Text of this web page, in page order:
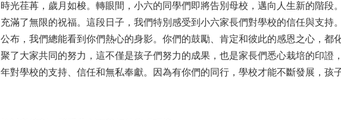
時光荏苒，歲月如梭。轉眼間，小六的同學們即將告別母校，邁向人生新的階
充滿了無限的祝福。這段日子，我們特別感受到小六家長們對學校的信任與支
公布，我們總能看到你們熱心的身影。你們的鼓勵、肯定和彼此的感恩之心，
聚了大家共同的努力，這不僅是孩子們努力的成果，也是家長們悉心栽培的印
年對學校的支持、信任和無私奉獻。因為有你們的同行，學校才能不斷發展，孩